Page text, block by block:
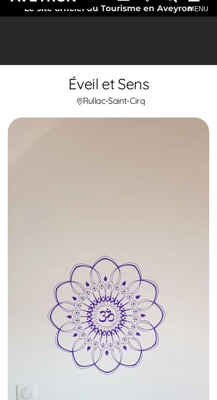
Le site officiel du Tourisme en AveyronMENU
Éveil et Sens
Rullac-Saint-Cirq